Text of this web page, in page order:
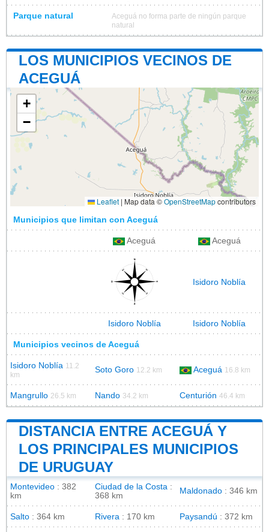
Parque natural
Aceguá no forma parte de ningún parque
natural
LOS MUNICIPIOS VECINOS DE
ACEGUÁ
+
−
Leaflet | Map data ©OpenStreetMapcontributors
Municipios que limitan con Aceguá
Aceguá Aceguá
Isidoro Noblía
Isidoro Noblía Isidoro Noblía
Municipios vecinos de Aceguá
Isidoro Noblía 11.2
km
Soto Goro 12.2 km Aceguá 16.8 km
Mangrullo 26.5 km Nando 34.2 km Centurión 46.4 km
DISTANCIA ENTRE ACEGUÁ Y
LOS PRINCIPALES MUNICIPIOS
DE URUGUAY
Montevideo : 382
km
Ciudad de la Costa :
368 km
Maldonado : 346 km
Salto : 364 km Rivera : 170 km Paysandú : 372 km